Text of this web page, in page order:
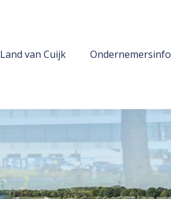
Land van Cuijk Ondernemersinfo